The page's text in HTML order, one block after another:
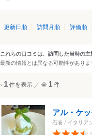
仙台市
蔵王・白石・名取
大崎・栗原・登米
ジャンルから探す
人気のジャンル
焼き
スペ
カレ
更新日順 訪問月順 評価順
これらの口コミは、訪問した当時の主
最新の情報とは異なる可能性がありま
1件を表示 ／ 全 1件
アル・ケ
石巻 / イタリア